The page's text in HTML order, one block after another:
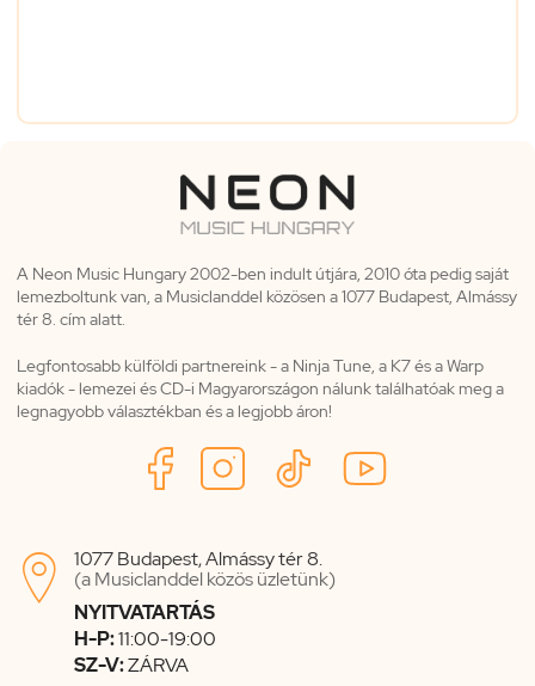
A Neon Music Hungary 2002-ben indult útjára, 2010 óta pedig saját
lemezboltunk van, a Musiclanddel közösen a 1077 Budapest, Almássy
tér 8. cím alatt.
Legfontosabb külföldi partnereink - a Ninja Tune, a K7 és a Warp
kiadók - lemezei és CD-i Magyarországon nálunk találhatóak meg a
legnagyobb választékban és a legjobb áron!

1077 Budapest, Almássy tér 8.
(a Musiclanddel közös üzletünk)
NYITVATARTÁS
H-P:11:00-19:00
SZ-V:ZÁRVA